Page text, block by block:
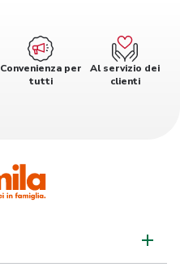
Convenienza per
tutti
Al servizio dei
clienti